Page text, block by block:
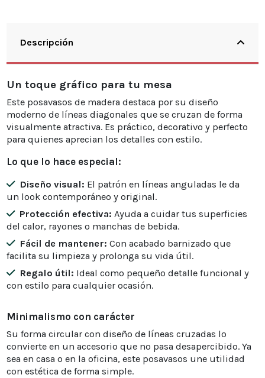
Descripción
Un toque gráfico para tu mesa
Este posavasos de madera destaca por su diseño
moderno de líneas diagonales que se cruzan de forma
visualmente atractiva. Es práctico, decorativo y perfecto
para quienes aprecian los detalles con estilo.
Lo que lo hace especial:
Diseño visual: El patrón en líneas anguladas le da
un look contemporáneo y original.
Protección efectiva: Ayuda a cuidar tus superficies
del calor, rayones o manchas de bebida.
Fácil de mantener: Con acabado barnizado que
facilita su limpieza y prolonga su vida útil.
Regalo útil: Ideal como pequeño detalle funcional y
con estilo para cualquier ocasión.
Minimalismo con carácter
Su forma circular con diseño de líneas cruzadas lo
convierte en un accesorio que no pasa desapercibido. Ya
sea en casa o en la oficina, este posavasos une utilidad
con estética de forma simple.